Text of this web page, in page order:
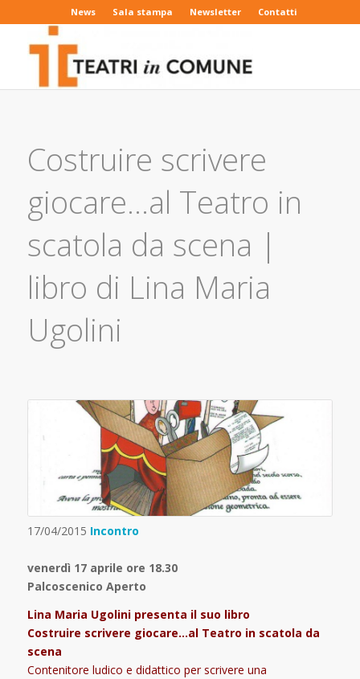
News Sala stampa Newsletter Contatti
Costruire scrivere
giocare…al Teatro in
scatola da scena |
libro di Lina Maria
Ugolini
17/04/2015 Incontro
venerdì 17 aprile ore 18.30
Palcoscenico Aperto
Lina Maria Ugolini presenta il suo libro
Costruire scrivere giocare…al Teatro in scatola da
scena
Contenitore ludico e didattico per scrivere una